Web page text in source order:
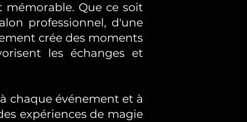
mémorable. Que ce soit
professionnel, d'une
crée des moments
les échanges et
chaque événement et à
expériences de magie